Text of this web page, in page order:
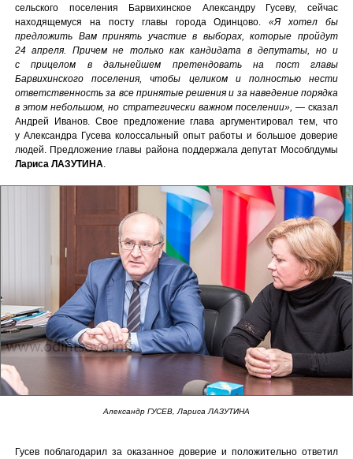
сельского поселения Барвихинское Александру Гусеву, сейчас
находящемуся на посту главы города Одинцово.«Я хотел бы
предложить Вам принять участие в выборах, которые пройдут
24 апреля. Причем не только как кандидата в депутаты, но и
с прицелом в дальнейшем претендовать на пост главы
Барвихинского поселения, чтобы целиком и полностью нести
ответственность за все принятые решения и за наведение порядка
в этом небольшом, но стратегически важном поселении», — сказал
Андрей Иванов. Свое предложение глава аргументировал тем, что
у Александра Гусева колоссальный опыт работы и большое доверие
людей. Предложение главы района поддержала депутат Мособлдумы
Лариса ЛАЗУТИНА.
Александр ГУСЕВ, Лариса ЛАЗУТИНА
Гусев поблагодарил за оказанное доверие и положительно ответил